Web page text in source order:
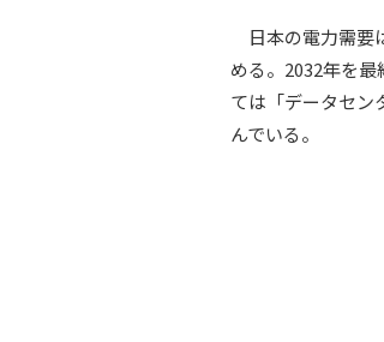
日本の電力需要
める。2032年を
ては「データセン
んでいる。